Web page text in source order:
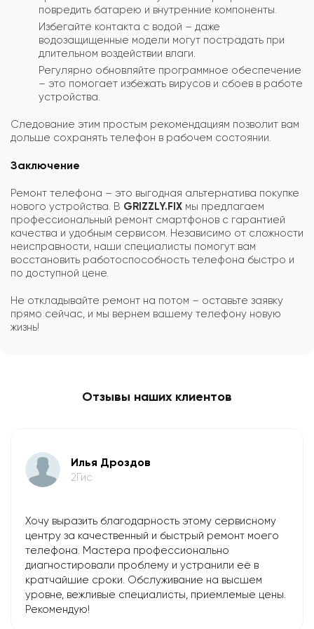
повредить батарею и внутренние компоненты.
Избегайте контакта с водой – даже
водозащищенные модели могут пострадать при
длительном воздействии влаги.
Регулярно обновляйте программное обеспечение
– это помогает избежать вирусов и сбоев в работе
устройства.
Следование этим простым рекомендациям позволит вам
дольше сохранять телефон в рабочем состоянии.
Заключение
Ремонт телефона – это выгодная альтернатива покупке
нового устройства. В GRIZZLY.FIX мы предлагаем
профессиональный ремонт смартфонов с гарантией
качества и удобным сервисом. Независимо от сложности
неисправности, наши специалисты помогут вам
восстановить работоспособность телефона быстро и
по доступной цене.
Не откладывайте ремонт на потом – оставьте заявку
прямо сейчас, и мы вернем вашему телефону новую
жизнь!
Отзывы наших клиентов
Илья Дроздов
2Гис
Хочу выразить благодарность этому сервисному
центру за качественный и быстрый ремонт моего
телефона. Мастера профессионально
диагностировали проблему и устранили её в
кратчайшие сроки. Обслуживание на высшем
уровне, вежливые специалисты, приемлемые цены.
Рекомендую!